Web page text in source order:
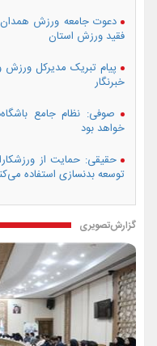
دعوت جامعه ورزش
فقید ورزش استان
پیام تبریک مدیرکل
خبرنگار
صوفی: نظام جامع
خواهد بود
حقیقی: حمایت از
توسعه بدنسازی استفاده
گزارش‌تصویری